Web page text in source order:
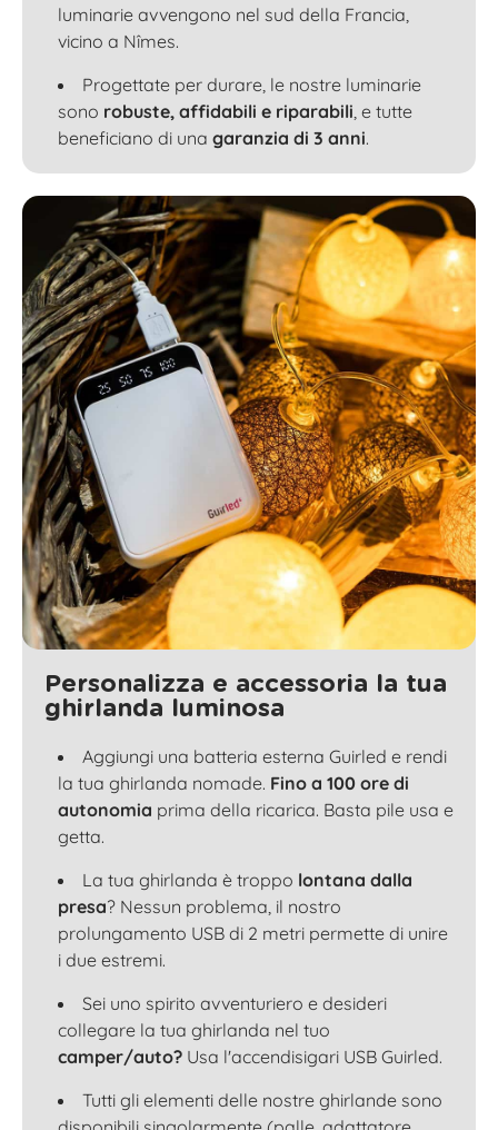
luminarie avvengono nel sud della Francia,
vicino a Nîmes.
Progettate per durare, le nostre luminarie
sono robuste, affidabili e riparabili, e tutte
beneficiano di una garanzia di 3 anni.
Personalizza e accessoria la tua
ghirlanda luminosa
Aggiungi una batteria esterna Guirled e rendi
la tua ghirlanda nomade. Fino a 100 ore di
autonomia prima della ricarica. Basta pile usa e
getta.
La tua ghirlanda è troppo lontana dalla
presa? Nessun problema, il nostro
prolungamento USB di 2 metri permette di unire
i due estremi.
Sei uno spirito avventuriero e desideri
collegare la tua ghirlanda nel tuo
camper/auto? Usa l'accendisigari USB Guirled.
Tutti gli elementi delle nostre ghirlande sono